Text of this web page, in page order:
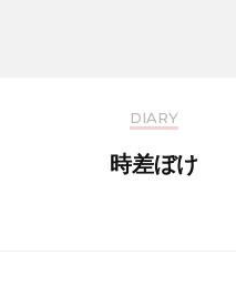
DIARY
時差ぼけ